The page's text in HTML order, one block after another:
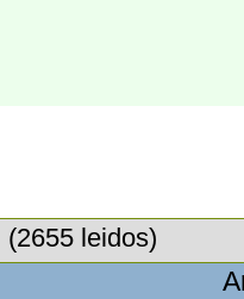
(2655 leidos)